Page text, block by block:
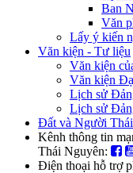
Ban
Văn
Lấy ý kiến
Văn kiện - Tư liệu
Văn kiện
Văn kiện
Lịch sử
Lịch sử
Đất và Người
Kênh thông tin
Thái Nguyên:
Điện thoại hỗ trợ